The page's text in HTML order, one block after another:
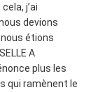
j’ai
devions
étions
A
plus les
qui ramènent le